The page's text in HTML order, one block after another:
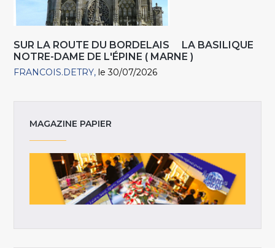
SUR LA ROUTE DU BORDELAIS LA BASILIQUE
NOTRE-DAME DE L'ÉPINE ( MARNE )
FRANCOIS.DETRY le 30/07/2026
MAGAZINE PAPIER